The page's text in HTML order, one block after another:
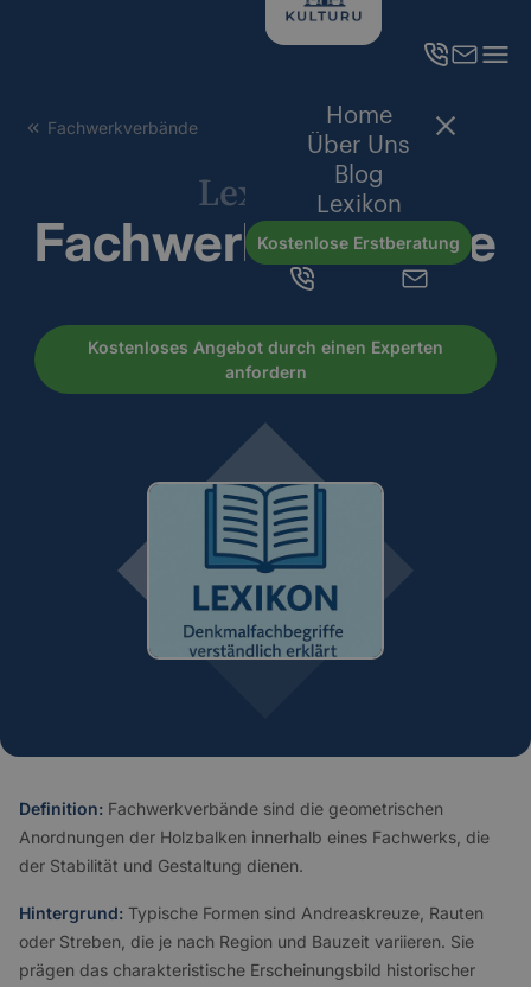
Home
Über Uns
Blog
Lexikon
Kostenlose Erstberatung
Fachwerkverbände
Lexikon
Fachwerkverbände
Kostenloses Angebot durch einen Experten
anfordern
Definition: Fachwerkverbände sind die geometrischen
Anordnungen der Holzbalken innerhalb eines Fachwerks, die
der Stabilität und Gestaltung dienen.
Hintergrund: Typische Formen sind Andreaskreuze, Rauten
oder Streben, die je nach Region und Bauzeit variieren. Sie
prägen das charakteristische Erscheinungsbild historischer